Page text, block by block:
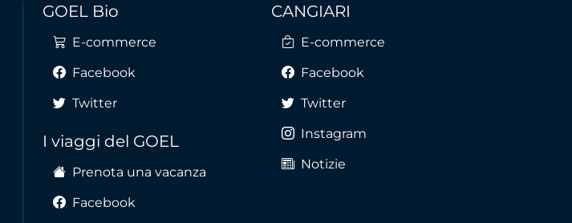
GOEL Bio
E-commerce
Facebook
Twitter
I viaggi del GOEL
Prenota una vacanza
Facebook
CANGIARI
E-commerce
Facebook
Twitter
Instagram
Notizie